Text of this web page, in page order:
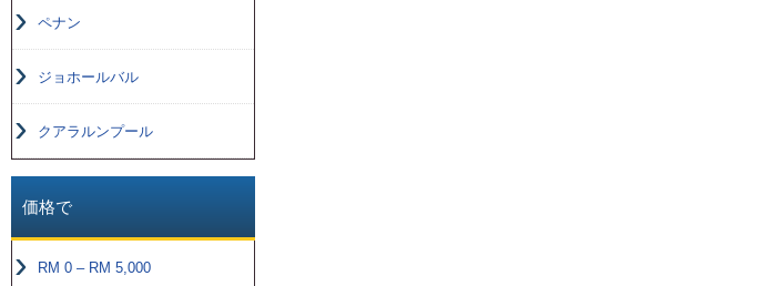
ペナン
ジョホールバル
クアラルンプール
価格で
RM 0 – RM 5,000